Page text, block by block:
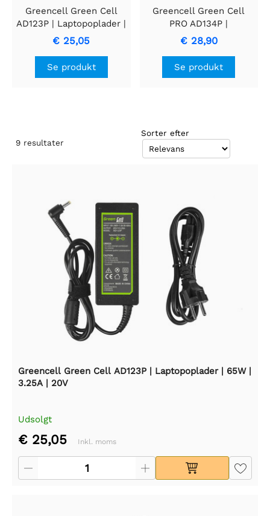
Greencell Green Cell
AD123P | Laptopoplader |
65W | 3.25A | 20V
€ 25,05
Se produkt
Greencell Green Cell
PRO AD134P |
Strømforsyning | 20V |
3,25A | 65W
€ 28,90
Se produkt
9 resultater
Sorter efter
Greencell Green Cell AD123P | Laptopoplader | 65W |
3.25A | 20V
Udsolgt
€ 25,05 Inkl. moms